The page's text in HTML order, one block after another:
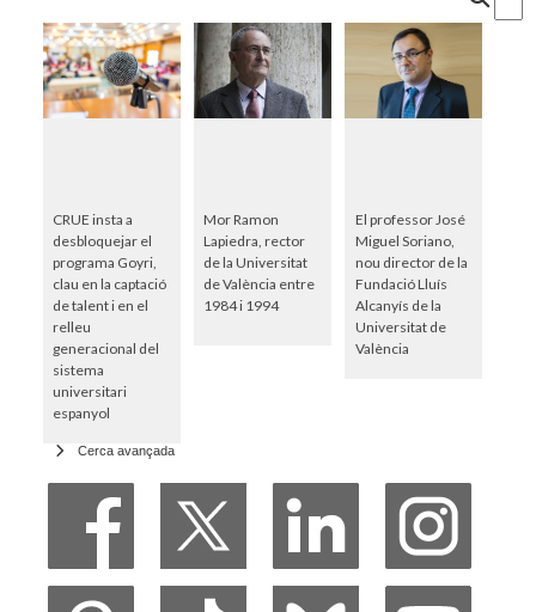
CRUE insta a
desbloquejar el
programa Goyri,
clau en la captació
de talent i en el
relleu
generacional del
sistema
universitari
espanyol
Mor Ramon
Lapiedra, rector
de la Universitat
de València entre
1984 i 1994
El professor José
Miguel Soriano,
nou director de la
Fundació Lluís
Alcanyís de la
Universitat de
València
Cerca avançada